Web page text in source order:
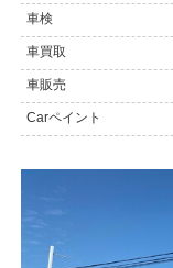
車検
車買取
車販売
Carペイント